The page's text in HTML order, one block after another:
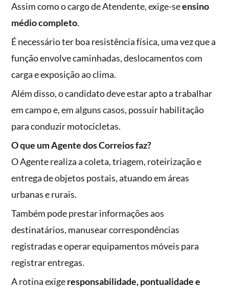
Assim como o cargo de Atendente, exige-seensino
médio completo.
É necessário ter boa resistência física, uma vez que a
função envolve caminhadas, deslocamentos com
carga e exposição ao clima.
Além disso, o candidato deve estar apto a trabalhar
em campo e, em alguns casos, possuir habilitação
para conduzir motocicletas.
O que um Agente dos Correios faz?
O Agente realiza a coleta, triagem, roteirização e
entrega de objetos postais, atuando em áreas
urbanas e rurais.
Também pode prestar informações aos
destinatários, manusear correspondências
registradas e operar equipamentos móveis para
registrar entregas.
A rotina exigeresponsabilidade, pontualidade e